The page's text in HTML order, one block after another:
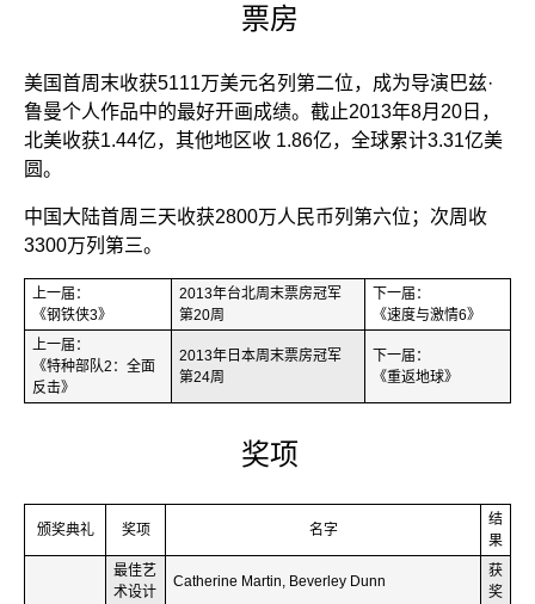
票房
美国首周末收获5111万美元名列第二位，成为导演巴兹·
鲁曼个人作品中的最好开画成绩。截止2013年8月20日，
北美收获1.44亿，其他地区收 1.86亿，全球累计3.31亿美
圆。
中国大陆首周三天收获2800万人民币列第六位；次周收
3300万列第三。
上一届：
《钢铁侠3》
2013年台北周末票房冠军
第20周
下一届：
《速度与激情6》
上一届：
《特种部队2：全面
反击》
2013年日本周末票房冠军
第24周
下一届：
《重返地球》
奖项
颁奖典礼 奖项 名字
结
果
最佳艺
术设计
Catherine Martin, Beverley Dunn
获
奖